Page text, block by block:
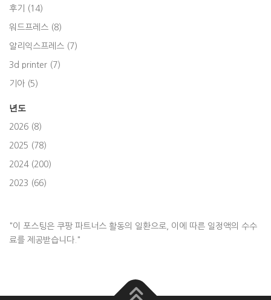
후기 (14)
워드프레스 (8)
알리익스프레스 (7)
3d printer (7)
기아 (5)
년도
2026 (8)
2025 (78)
2024 (200)
2023 (66)
"이 포스팅은 쿠팡 파트너스 활동의 일환으로, 이에 따른 일정액의 수수
료를 제공받습니다."